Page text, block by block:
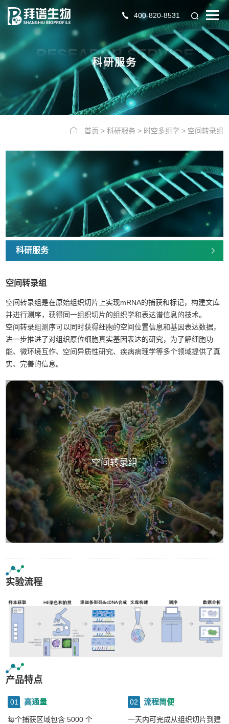
400-820-8531
RESEARCH SERVICE
科研服务
首页 > 科研服务 > 时空多组学> 空间转录组
科研服务
空间转录组
空间转录组是在原始组织切片上实现mRNA的捕获和标记，构建文库
并进行测序，获得同一组织切片的组织学和表达谱信息的技术。
空间转录组测序可以同时获得细胞的空间位置信息和基因表达数据，
进一步推进了对组织原位细胞真实基因表达的研究，为了解细胞功
能、微环境互作、空间异质性研究、疾病病理学等多个领域提供了真
实、完善的信息。
空间转录组
实验流程
产品特点
01 高通量
每个捕获区域包含 5000 个
02 流程简便
一天内可完成从组织切片到建